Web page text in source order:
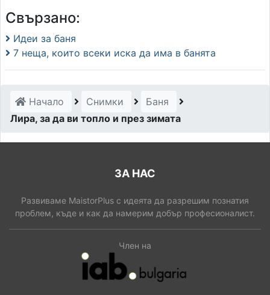
Свързано:
Идеи за баня
7 неща, които всеки иска да има в банята
Начало Снимки
Баня
Лира, за да ви топло и през зимата
ЗА НАС
Развиваме MaistorPlus с идеята да разрешим познатия
проблем, къде и как да намерим добър професионалист.
Член на